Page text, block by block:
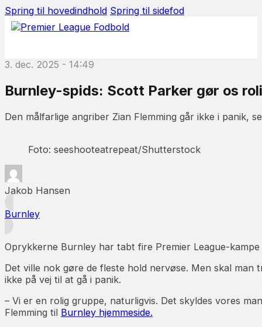
Spring til hovedindhold Spring til sidefod
3. dec. 2025 - 14:49
Burnley-spids: Scott Parker gør os
Den målfarlige angriber Zian Flemming går ikke i
Foto: seeshooteatrepeat/Shutterstock
Jakob Hansen
Burnley
Oprykkerne Burnley har tabt fire Premier League-
Det ville nok gøre de fleste hold nervøse. Men skal
ikke på vej til at gå i panik.
– Vi er en rolig gruppe, naturligvis. Det skyldes vores
Flemming til Burnley hjemmeside.